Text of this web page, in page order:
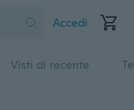
Accedi
Visti di recente